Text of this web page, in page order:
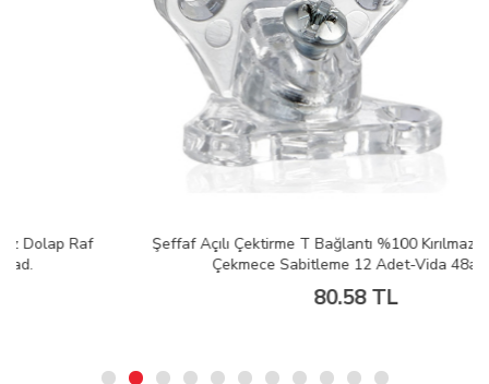
Şeffaf Açılı Çektirme T Bağlantı %100 Kırılmaz Dolap Raf
Çekmece Sabitleme 12 Adet-Vida 48ad.